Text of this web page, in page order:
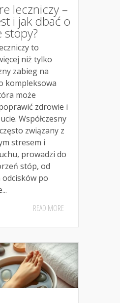
leczniczy –
i jak dbać o
stopy?
to
niż tylko
zabieg na
kompleksowa
może
zdrowie i
Współczesny
związany z
stresem i
prowadzi do
stóp, od
odcisków po
READ MORE